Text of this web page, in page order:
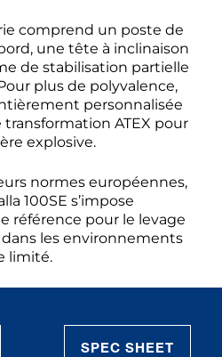
comprend un poste de
une tête à inclinaison
de stabilisation partielle
Pour plus de polyvalence,
personnalisée
ATEX pour
explosive.
normes européennes,
100SE s’impose
référence pour le levage
dans les environnements
limité.
SPEC SHEET